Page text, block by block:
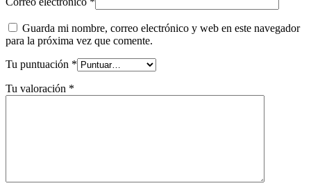
Guarda mi nombre, correo electrónico y web en este navegador
para la próxima vez que comente.
Tu puntuación *
Tu valoración *